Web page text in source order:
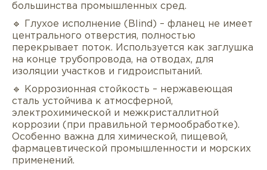
большинства промышленных сред.
🔹 Глухое исполнение (Blind) – фланец не имеет
центрального отверстия, полностью
перекрывает поток. Используется как заглушка
на конце трубопровода, на отводах, для
изоляции участков и гидроиспытаний.
🔹 Коррозионная стойкость – нержавеющая
сталь устойчива к атмосферной,
электрохимической и межкристаллитной
коррозии (при правильной термообработке).
Особенно важна для химической, пищевой,
фармацевтической промышленности и морских
применений.